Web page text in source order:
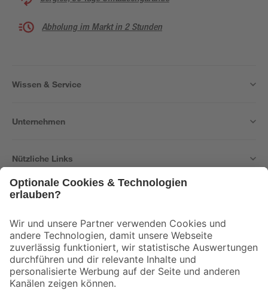
Abholung im Markt in 2 Stunden
Wissen & Service
Unternehmen
Nützliche Links
Der toom Newsletter: Keine Angebote und Aktionen mehr verpassen!
Zur Newsletter Anmeldung
Folge uns